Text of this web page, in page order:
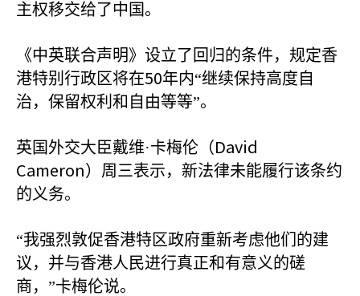
主权移交给了中国。
《中英联合声明》设立了回归的条件，规定香
港特别行政区将在50年内“继续保持高度自
治，保留权利和自由等等”。
英国外交大臣戴维·卡梅伦（David
Cameron）周三表示，新法律未能履行该条约
的义务。
“我强烈敦促香港特区政府重新考虑他们的建
议，并与香港人民进行真正和有意义的磋
商，”卡梅伦说。